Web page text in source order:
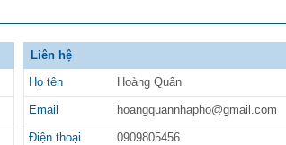
Liên hệ
Họ tên
Hoàng Quân
Email hoangquannhapho@gmail.com
Điện thoại 0909805456